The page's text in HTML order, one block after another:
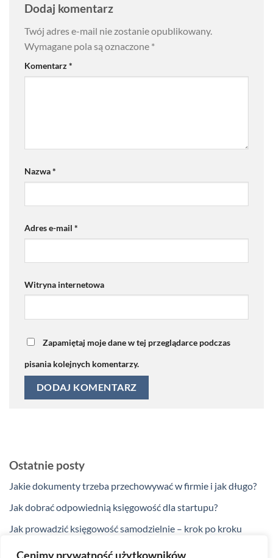
Cenimy prywatność użytkowników
Dodaj komentarz
Twój adres e-mail nie zostanie opublikowany.
Wymagane pola są oznaczone *
Komentarz*
Nazwa*
Adres e-mail *
Witryna internetowa
Zapamiętaj moje dane w tej przeglądarce podczas
pisania kolejnych komentarzy.
Ostatnie posty
Jakie dokumenty trzeba przechowywać w firmie i jak długo?
Jak dobrać odpowiednią księgowość dla startupu?
Jak prowadzić księgowość samodzielnie – krok po kroku
Jakie ulgi podatkowe przysługują przedsiębiorcom w 2025